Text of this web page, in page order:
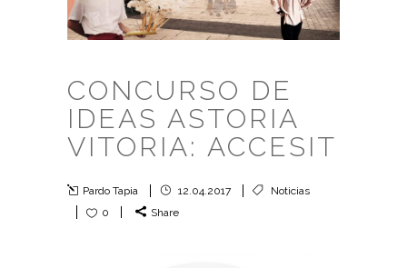
CONCURSO DE
IDEAS ASTORIA
VITORIA: ACCESIT
Pardo Tapia 12.04.2017
Noticias
0
Share